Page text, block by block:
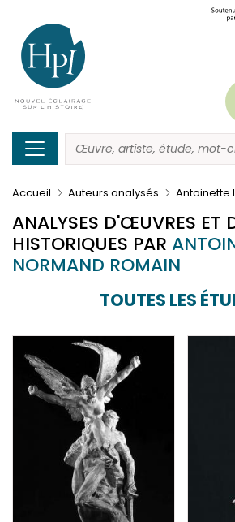
contenu
principal
Menu
secondaire
(header)
Accueil Auteurs analysés Antoinette
ANALYSES D'ŒUVRES ET
HISTORIQUES PAR
NORMAND ROMAIN
TOUTES LES